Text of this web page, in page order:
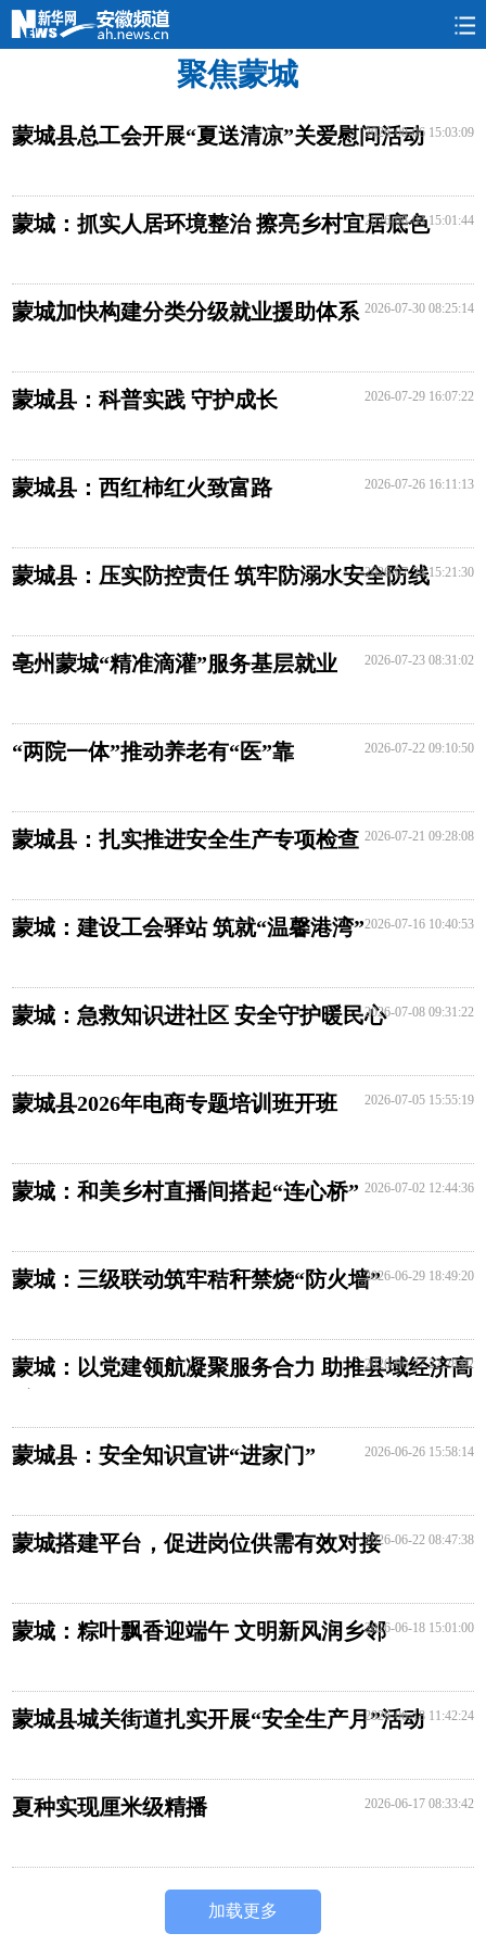
政情 本网
聚焦蒙城
蒙城县总工会开展“夏送清凉”关爱慰问活动
2026-08-06 15:03:09
蒙城：抓实人居环境整治 擦亮乡村宜居底色
2026-08-04 15:01:44
蒙城加快构建分类分级就业援助体系 2026-07-30 08:25:14
蒙城县：科普实践 守护成长 2026-07-29 16:07:22
蒙城县：西红柿红火致富路 2026-07-26 16:11:13
蒙城县：压实防控责任 筑牢防溺水安全防线
2026-07-24 15:21:30
亳州蒙城“精准滴灌”服务基层就业 2026-07-23 08:31:02
“两院一体”推动养老有“医”靠 2026-07-22 09:10:50
蒙城县：扎实推进安全生产专项检查2026-07-21 09:28:08
蒙城：建设工会驿站 筑就“温馨港湾”2026-07-16 10:40:53
蒙城：急救知识进社区 安全守护暖民心2026-07-08 09:31:22
蒙城县2026年电商专题培训班开班 2026-07-05 15:55:19
蒙城：和美乡村直播间搭起“连心桥” 2026-07-02 12:44:36
蒙城：三级联动筑牢秸秆禁烧“防火墙”2026-06-29 18:49:20
蒙城：以党建领航凝聚服务合力 助推县域经济高
2026-06-27 22:28:02
蒙城县：安全知识宣讲“进家门” 2026-06-26 15:58:14
蒙城搭建平台，促进岗位供需有效对接2026-06-22 08:47:38
蒙城：粽叶飘香迎端午 文明新风润乡邻2026-06-18 15:01:00
蒙城县城关街道扎实开展“安全生产月”活动
2026-06-18 11:42:24
夏种实现厘米级精播 2026-06-17 08:33:42
加载更多